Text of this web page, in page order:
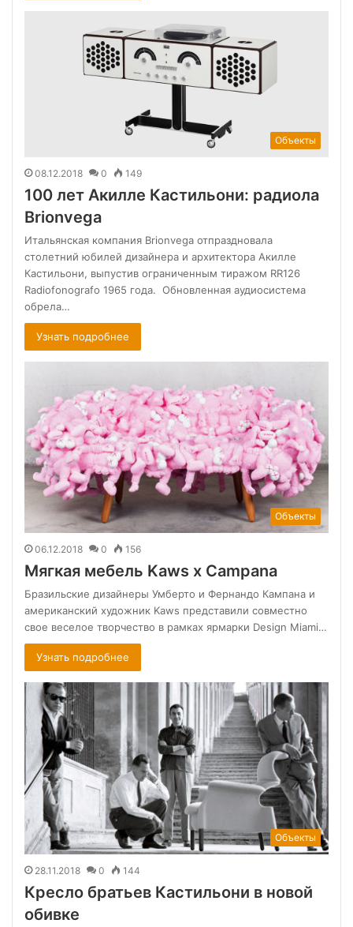
Объекты
08.12.2018 0 149
100 лет Акилле Кастильони: радиола
Brionvega
Итальянская компания Brionvega отпраздновала
столетний юбилей дизайнера и архитектора Акилле
Кастильони, выпустив ограниченным тиражом RR126
Radiofonografo 1965 года. Обновленная аудиосистема
обрела…
Узнать подробнее
Объекты
06.12.2018 0 156
Мягкая мебель Kaws x Campana
Бразильские дизайнеры Умберто и Фернандо Кампана и
американский художник Kaws представили совместно
свое веселое творчество в рамках ярмарки Design Miami…
Узнать подробнее
Объекты
28.11.2018 0 144
Кресло братьев Кастильони в новой
обивке